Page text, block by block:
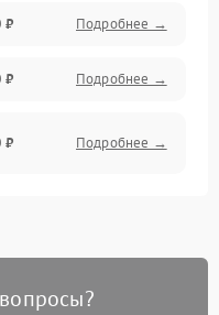
₽ Подробнее →
₽ Подробнее →
₽ Подробнее →
₽ Подробнее →